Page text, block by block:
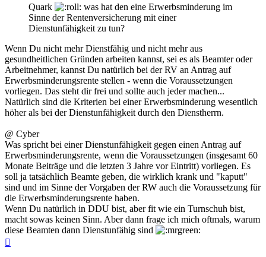
Quark
was hat den eine Erwerbsminderung im
Sinne der Rentenversicherung mit einer
Dienstunfähigkeit zu tun?
Wenn Du nicht mehr Dienstfähig und nicht mehr aus
gesundheitlichen Gründen arbeiten kannst, sei es als Beamter oder
Arbeitnehmer, kannst Du natürlich bei der RV an Antrag auf
Erwerbsminderungsrente stellen - wenn die Voraussetzungen
vorliegen. Das steht dir frei und sollte auch jeder machen...
Natürlich sind die Kriterien bei einer Erwerbsminderung wesentlich
höher als bei der Dienstunfähigkeit durch den Dienstherrn.
@ Cyber
Was spricht bei einer Dienstunfähigkeit gegen einen Antrag auf
Erwerbsminderungsrente, wenn die Voraussetzungen (insgesamt 60
Monate Beiträge und die letzten 3 Jahre vor Eintritt) vorliegen. Es
soll ja tatsächlich Beamte geben, die wirklich krank und "kaputt"
sind und im Sinne der Vorgaben der RW auch die Voraussetzung für
die Erwerbsminderungsrente haben.
Wenn Du natürlich in DDU bist, aber fit wie ein Turnschuh bist,
macht sowas keinen Sinn. Aber dann frage ich mich oftmals, warum
diese Beamten dann Dienstunfähig sind